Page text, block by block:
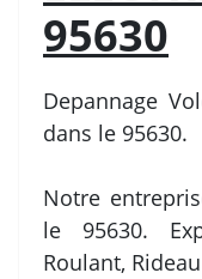
95630
Depannage
dans le 95630.
Notre
le 95630.
Roulant,